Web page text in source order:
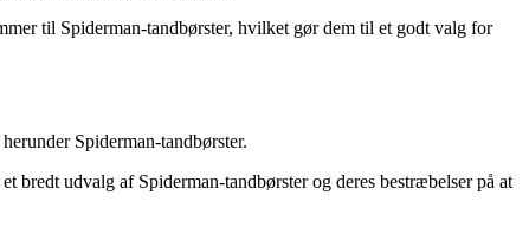
til Spiderman-tandbørster, hvilket gør dem til et godt valg for
Spiderman-tandbørster.
bredt udvalg af Spiderman-tandbørster og deres bestræbelser på at